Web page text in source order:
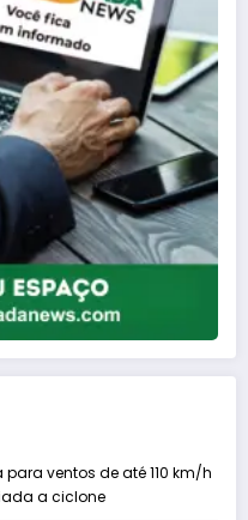
ventos de até 110 km/h
a ciclone